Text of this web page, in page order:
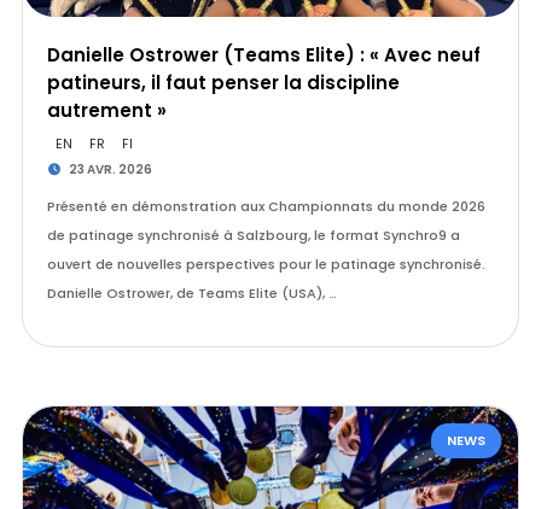
Danielle Ostrower (Teams Elite) : « Avec neuf
patineurs, il faut penser la discipline
autrement »
EN FR FI
23 AVR. 2026
Présenté en démonstration aux Championnats du monde 2026
de patinage synchronisé à Salzbourg, le format Synchro9 a
ouvert de nouvelles perspectives pour le patinage synchronisé.
Danielle Ostrower, de Teams Elite (USA), …
NEWS